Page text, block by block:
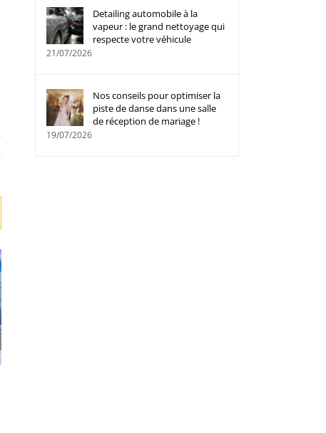
Detailing automobile à la
vapeur : le grand nettoyage qui
respecte votre véhicule
21/07/2026
Nos conseils pour optimiser la
piste de danse dans une salle
de réception de mariage !
19/07/2026